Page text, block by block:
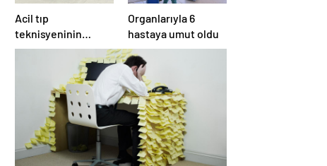
Acil tıp
teknisyeninin
organları 4 hastaya
Organlarıyla 6
hastaya umut oldu